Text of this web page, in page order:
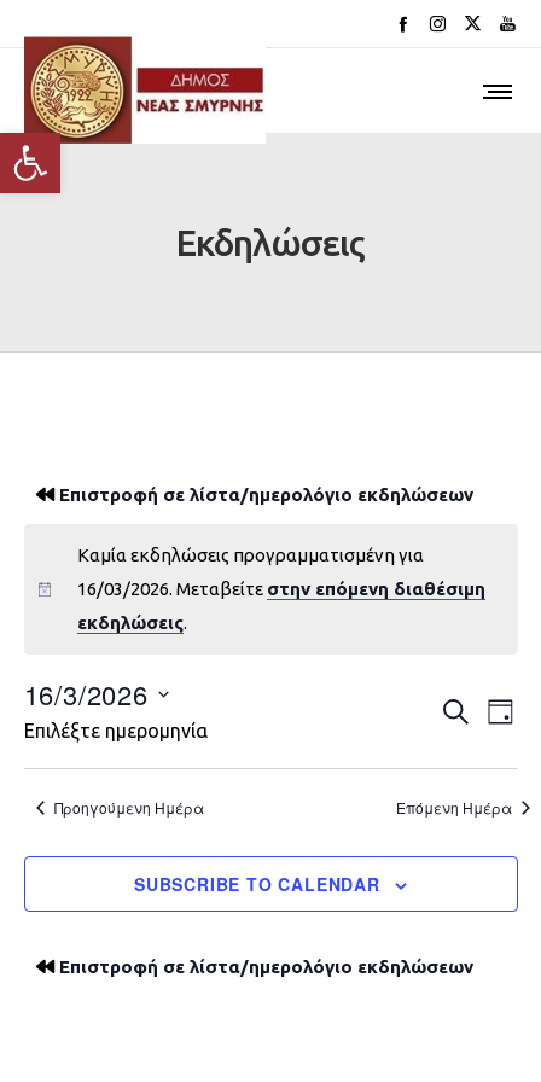
Ανοίξτε τη γραμμή εργαλείων
Εκδηλώσεις
Επιστροφή σε λίστα/ημερολόγιο εκδηλώσεων
Καμία εκδηλώσεις προγραμματισμένη για
16/03/2026. Μεταβείτε στην επόμενη διαθέσιμη
εκδηλώσεις.
Search
and
Views
DAY
16/3/2026
Επιλέξτε ημερομηνία
Προηγούμενη Ημέρα Επόμενη Ημέρα
SUBSCRIBE TO CALENDAR
Επιστροφή σε λίστα/ημερολόγιο εκδηλώσεων